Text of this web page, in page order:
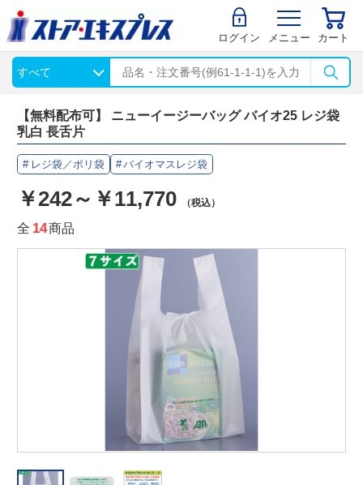
ログイン メニュー カート
【無料配布可】 ニューイージーバッグ バイオ25 レジ袋
乳白 長舌片
レジ袋／ポリ袋 バイオマスレジ袋
￥242～￥11,770 （税込）
全 14商品